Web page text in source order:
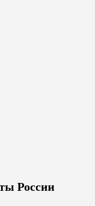
России